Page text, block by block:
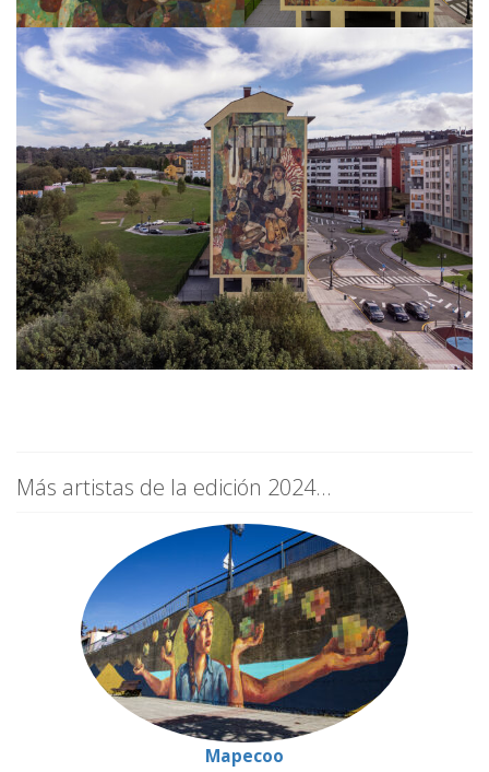
Más artistas de la edición 2024...
Mapecoo